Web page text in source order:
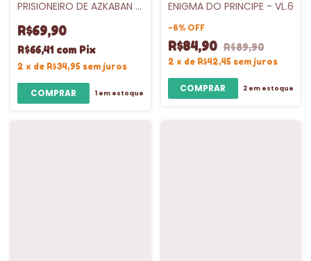
PRISIONEIRO DE AZKABAN -
R$69,90
R$66,41 com Pix
2 x de R$34,95 sem juros
1em estoque
ENIGMA DO PRINCIPE - VL.6
-6% OFF
R$84,90 R$89,90
2 x de R$42,45 sem juros
2 em estoque